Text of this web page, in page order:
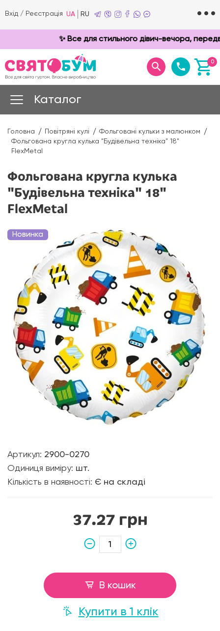
Вхід / Реєстрація UA RU
✨ Все для стильного дівич-вечора,
0
Каталог
Головна Повітряні кулі
Фольговані кульки з малюнком
Фольгована кругла кулька "Будівельна техніка" 18"
FlexMetal
Фольгована кругла кулька
"Будівельна техніка" 18"
FlexMetal
Новинка
Артикул: 2900-0270
Одиниця виміру: шт.
Кількість в наявності: Є на складі
37.27 грн
В кошик
Купити в 1 клік